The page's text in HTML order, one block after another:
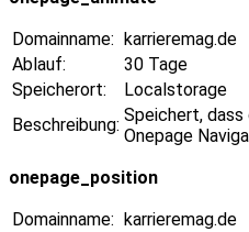
Domainname: karrieremag.de
Ablauf:
30 Tage
Speicherort:
Localstorage
Beschreibung: Speichert,
Onepage
onepage_position
Domainname: karrieremag.de